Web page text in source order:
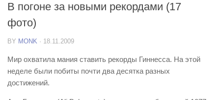
В погоне за новыми рекордами (17
фото)
BY MONK · 18.11.2009
Мир охватила мания ставить рекорды Гиннесcа. На этой
неделе были побиты почти два десятка разных
достижений.